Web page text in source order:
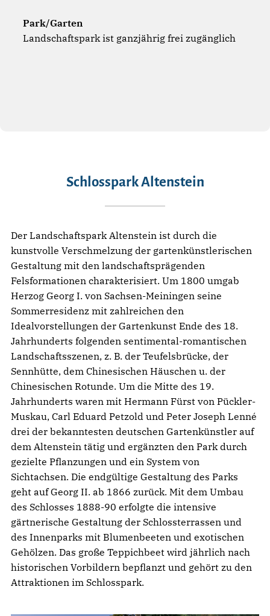
Park/Garten
Landschaftspark ist ganzjährig frei zugänglich
Schlosspark Altenstein
Der Landschaftspark Altenstein ist durch die
kunstvolle Verschmelzung der gartenkünstlerischen
Gestaltung mit den landschaftsprägenden
Felsformationen charakterisiert. Um 1800 umgab
Herzog Georg I. von Sachsen-Meiningen seine
Sommerresidenz mit zahlreichen den
Idealvorstellungen der Gartenkunst Ende des 18.
Jahrhunderts folgenden sentimental-romantischen
Landschaftsszenen, z. B. der Teufelsbrücke, der
Sennhütte, dem Chinesischen Häuschen u. der
Chinesischen Rotunde. Um die Mitte des 19.
Jahrhunderts waren mit Hermann Fürst von Pückler-
Muskau, Carl Eduard Petzold und Peter Joseph Lenné
drei der bekanntesten deutschen Gartenkünstler auf
dem Altenstein tätig und ergänzten den Park durch
gezielte Pflanzungen und ein System von
Sichtachsen. Die endgültige Gestaltung des Parks
geht auf Georg II. ab 1866 zurück. Mit dem Umbau
des Schlosses 1888-90 erfolgte die intensive
gärtnerische Gestaltung der Schlossterrassen und
des Innenparks mit Blumenbeeten und exotischen
Gehölzen. Das große Teppichbeet wird jährlich nach
historischen Vorbildern bepflanzt und gehört zu den
Attraktionen im Schlosspark.